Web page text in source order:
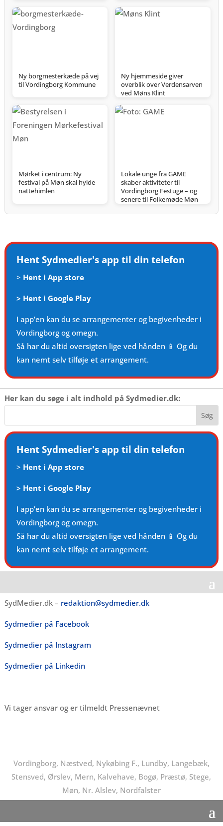
Ny borgmesterkæde på vej
til Vordingborg Kommune
Ny hjemmeside giver
overblik over Verdensarven
ved Møns Klint
Mørket i centrum: Ny
festival på Møn skal hylde
nattehimlen
Lokale unge fra GAME
skaber aktiviteter til
Vordingborg Festuge – og
senere til Folkemøde Møn
Hent Sydmedier's app til din telefon
> Hent i App store
> Hent i Google Play
I app’en kan du se arrangementer og begivenheder i
Vordingborg og omegn.
Så har du altid oversigten lige ved hånden 📱 Og du
kan nemt selv tilføje et arrangement.
Her kan du søge i alt indhold på Sydmedier.dk:
Hent Sydmedier's app til din telefon
> Hent i App store
> Hent i Google Play
I app’en kan du se arrangementer og begivenheder i
Vordingborg og omegn.
Så har du altid oversigten lige ved hånden 📱 Og du
kan nemt selv tilføje et arrangement.
SydMedier.dk – redaktion@sydmedier.dk
Sydmedier på Facebook
Sydmedier på Instagram
Sydmedier på Linkedin
Vi tager ansvar og er tilmeldt Pressenævnet
Vordingborg, Næstved, Nykøbing F., Lundby, Langebæk,
Stensved, Ørslev, Mern, Kalvehave, Bogø, Præstø, Stege,
Møn, Nr. Alslev, Nordfalster